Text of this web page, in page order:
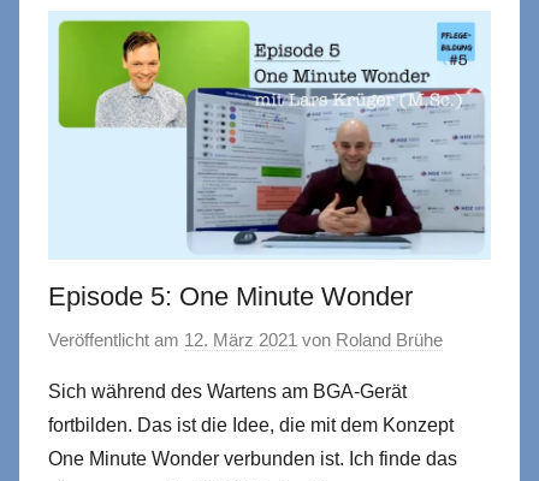
Episode 5: One Minute Wonder
Veröffentlicht am 12. März 2021 von Roland Brühe
Sich während des Wartens am BGA-Gerät
fortbilden. Das ist die Idee, die mit dem Konzept
One Minute Wonder verbunden ist. Ich finde das